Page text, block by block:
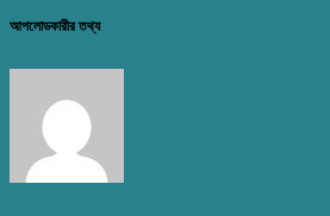
আপলোডকারীর তথ্য